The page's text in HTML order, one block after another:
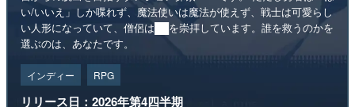
い/いいえ」しか喋れず、魔法使いは魔法が使えず、戦士は可愛らし
い人形になっていて、僧侶は██を崇拝しています。誰を救うのかを
選ぶのは、あなたです。
インディー RPG
リリース日：2026年第4四半期